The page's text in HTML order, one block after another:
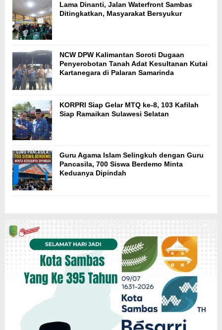
Lama Dinanti, Jalan Waterfront Sambas
Ditingkatkan, Masyarakat Bersyukur
NCW DPW Kalimantan Soroti Dugaan
Penyerobotan Tanah Adat Kesultanan Kutai
Kartanegara di Palaran Samarinda
KORPRI Siap Gelar MTQ ke-8, 103 Kafilah
Siap Ramaikan Sulawesi Selatan
Guru Agama Islam Selingkuh dengan Guru
Pancasila, 700 Siswa Berdemo Minta
Keduanya Dipindah